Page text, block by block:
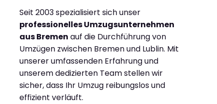
Seit 2003 spezialisiert sich unser
professionelles Umzugsunternehmen
aus Bremen auf die Durchführung von
Umzügen zwischen Bremen und Lublin. Mit
unserer umfassenden Erfahrung und
unserem dedizierten Team stellen wir
sicher, dass Ihr Umzug reibungslos und
effizient verläuft.